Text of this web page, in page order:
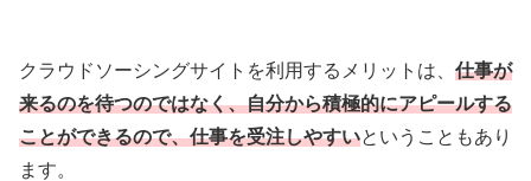
クラウドソーシングサイトを利用するメリットは、 仕事が
来るのを待つのではなく、自分から積極的にアピールする
ことができるので、仕事を受注しやすいということもあり
ます。